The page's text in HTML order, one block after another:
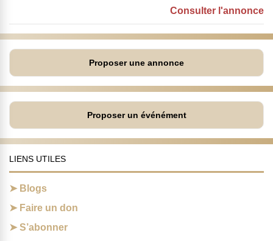
Consulter l'annonce
Proposer une annonce
Proposer un événément
LIENS UTILES
Blogs
Faire un don
S’abonner